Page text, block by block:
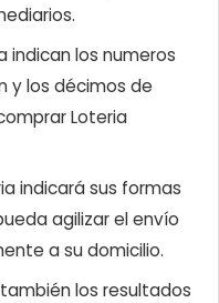
indican los numeros
y los décimos de
Loteria
indicará sus formas
agilizar el envío
a su domicilio.
los resultados